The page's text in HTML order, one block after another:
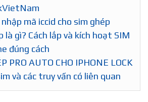
mã iccid cho sim ghép
là gì? Cách lắp và kích hoạt SIM
đúng cách
PRO AUTO CHO IPHONE LOCK
và các truy vấn có liên quan